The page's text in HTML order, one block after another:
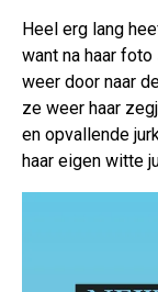
Heel erg lang
want na haar
weer door naar
ze weer haar
en opvallende
haar eigen witte